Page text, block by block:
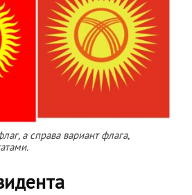
а справа вариант флага,